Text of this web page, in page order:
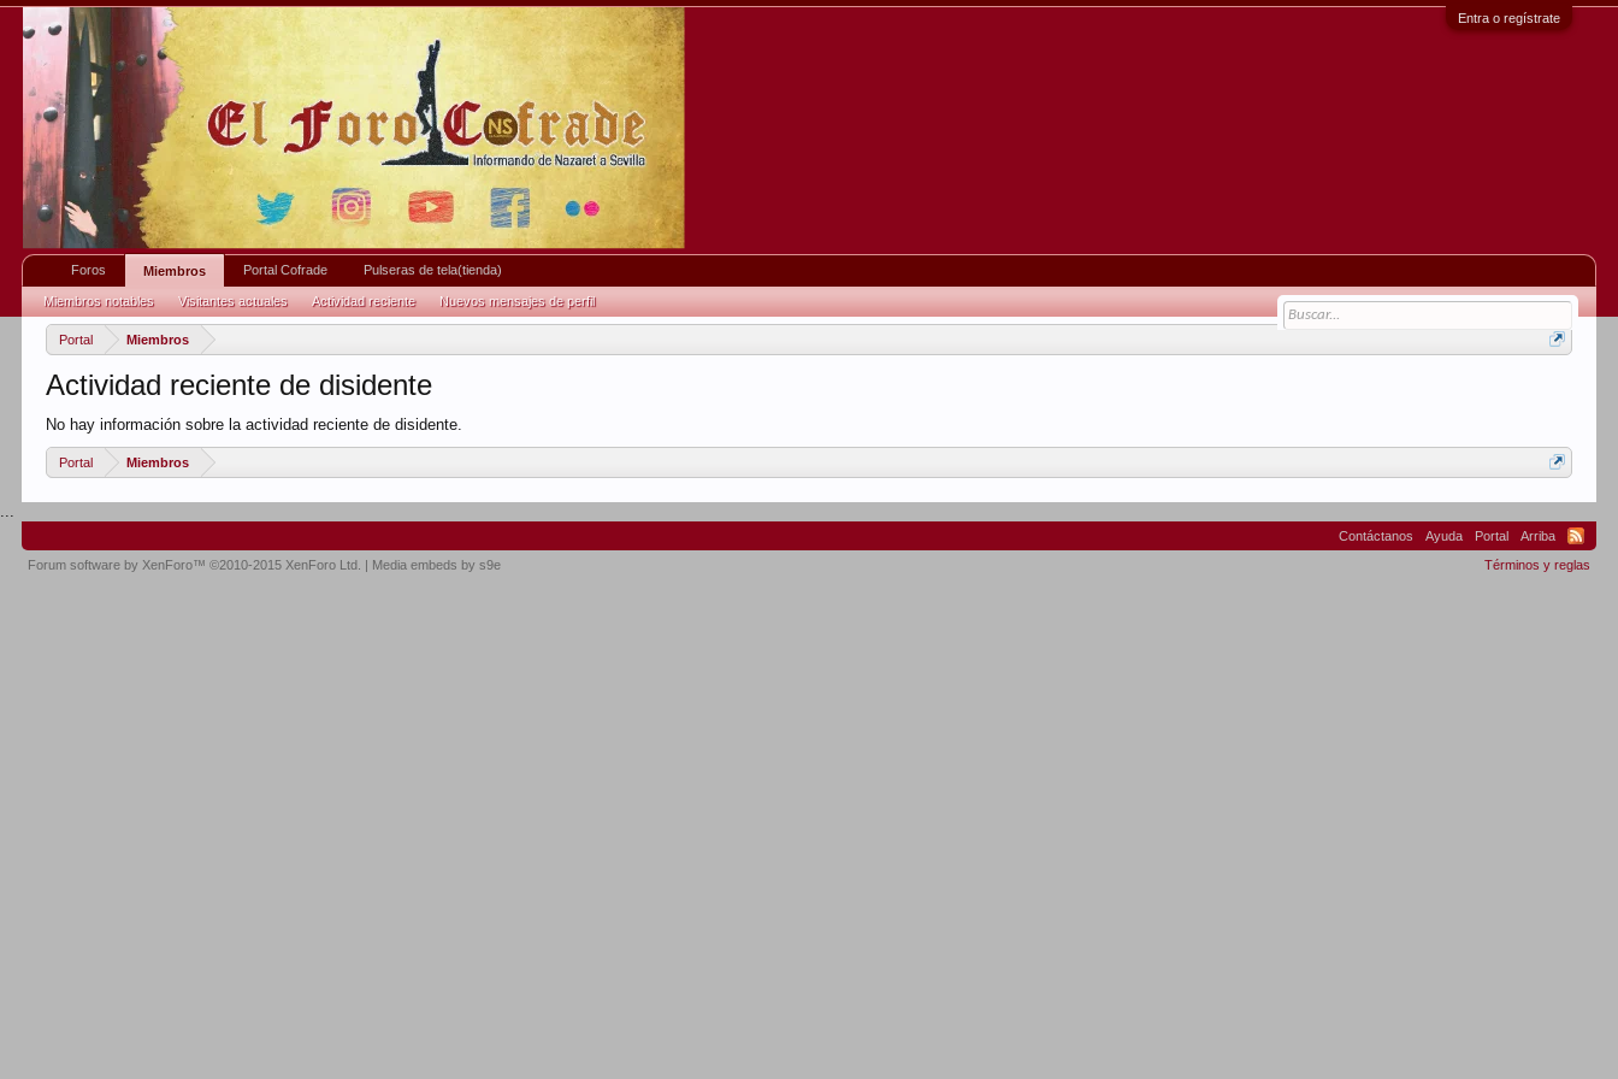
Entra o regístrate
Portal Miembros
Actividad reciente de disidente
No hay información sobre la actividad reciente de disidente.
Portal Miembros
Foros Miembros
Miembros notables Visitantes actuales Actividad reciente Nuevos mensajes de perfil
Portal Cofrade Pulseras de tela(tienda)
...
Contáctanos Ayuda Portal
Arriba
Términos y reglas
Forum software by XenForo™©2010-2015 XenForo Ltd. | Media embeds by s9e